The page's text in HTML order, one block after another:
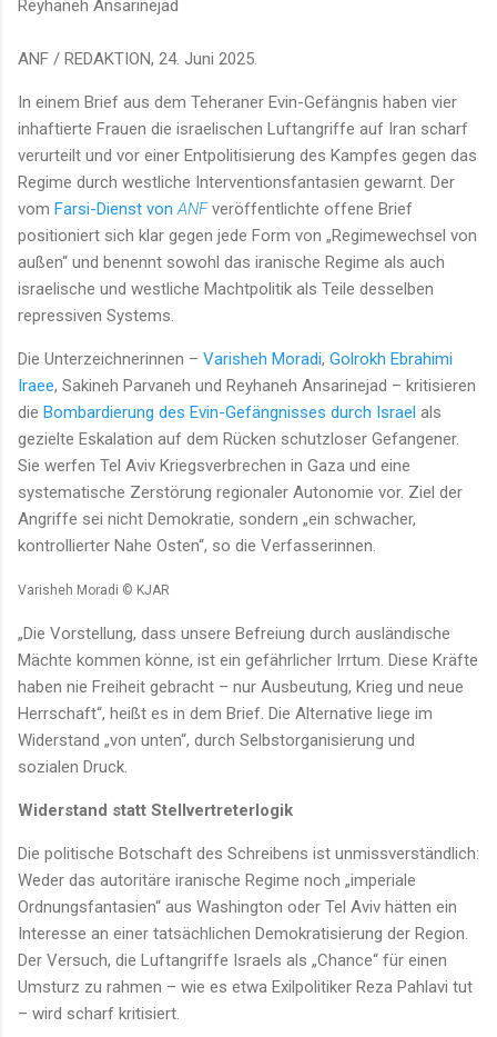
Reyhaneh Ansarinejad
ANF / REDAKTION, 24. Juni 2025.
In einem Brief aus dem Teheraner Evin-Gefängnis haben vier
inhaftierte Frauen die israelischen Luftangriffe auf Iran scharf
verurteilt und vor einer Entpolitisierung des Kampfes gegen das
Regime durch westliche Interventionsfantasien gewarnt. Der
vom Farsi-Dienst vonANFveröffentlichte offene Brief
positioniert sich klar gegen jede Form von „Regimewechsel von
außen“ und benennt sowohl das iranische Regime als auch
israelische und westliche Machtpolitik als Teile desselben
repressiven Systems.
Die Unterzeichnerinnen – Varisheh Moradi, Golrokh Ebrahimi
Iraee, Sakineh Parvaneh und Reyhaneh Ansarinejad – kritisieren
die Bombardierung des Evin-Gefängnisses durch Israel als
gezielte Eskalation auf dem Rücken schutzloser Gefangener.
Sie werfen Tel Aviv Kriegsverbrechen in Gaza und eine
systematische Zerstörung regionaler Autonomie vor. Ziel der
Angriffe sei nicht Demokratie, sondern „ein schwacher,
kontrollierter Nahe Osten“, so die Verfasserinnen.
Varisheh Moradi © KJAR
„Die Vorstellung, dass unsere Befreiung durch ausländische
Mächte kommen könne, ist ein gefährlicher Irrtum. Diese Kräfte
haben nie Freiheit gebracht – nur Ausbeutung, Krieg und neue
Herrschaft“, heißt es in dem Brief. Die Alternative liege im
Widerstand „von unten“, durch Selbstorganisierung und
sozialen Druck.
Widerstand statt Stellvertreterlogik
Die politische Botschaft des Schreibens ist unmissverständlich:
Weder das autoritäre iranische Regime noch „imperiale
Ordnungsfantasien“ aus Washington oder Tel Aviv hätten ein
Interesse an einer tatsächlichen Demokratisierung der Region.
Der Versuch, die Luftangriffe Israels als „Chance“ für einen
Umsturz zu rahmen – wie es etwa Exilpolitiker Reza Pahlavi tut
– wird scharf kritisiert.